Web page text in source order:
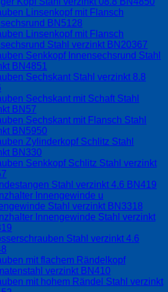
Linsenkopf mit Flansch
BN5128
Linsenkopf mit Flansch
Stahl verzinkt BN20367
Senkkopf Innensechsrund Stahl
BN4851
Sechskant Stahl verzinkt 8.8
Sechskant mit Schaft Stahl
BN57
Sechskant mit Flansch Stahl
BN5950
Zylinderkopf Schlitz Stahl
BN330
Senkkopf Schlitz Stahl verzinkt
Stahl verzinkt 4.6 BN419
Innengewinde u
Stahl verzinkt BN3318
Innengewinde Stahl verzinkt
Stahl verzinkt 4.6
mit flachem Rändelkopf
verzinkt BN410
mit hohem Rändel Stahl verzinkt